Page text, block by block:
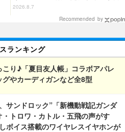
を引く♪ トートバッグやポーチが
2026.8.7
Recommended by
ランキング
こり♪「夏目友人帳」コラボアパレ
グやカーディガンなど全8型
サンドロック”「新機動戦記ガンダ
・トロワ・カトル・五飛の声がす
ボイス搭載のワイヤレスイヤホンが